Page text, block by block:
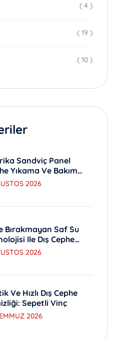
( 4 )
( 19 )
( 10 )
Sandviç Panel
Yıkama Ve Bakım
2026
Bırakmayan Saf Su
Ile Dış Cephe
2026
Ve Hızlı Dış Cephe
Sepetli Vinç
2026